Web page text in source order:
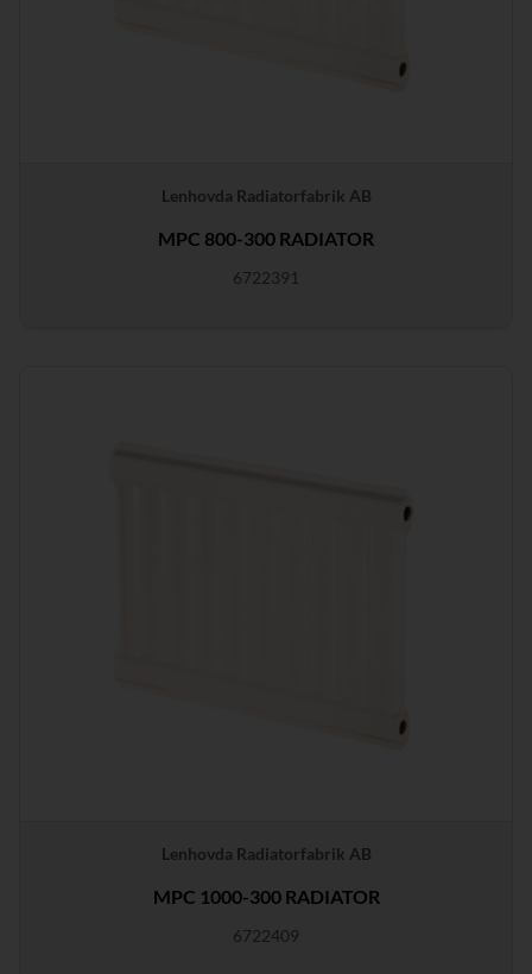
Lenhovda Radiatorfabrik AB
MPC 800-300 RADIATOR
6722391
Lenhovda Radiatorfabrik AB
MPC 1000-300 RADIATOR
6722409